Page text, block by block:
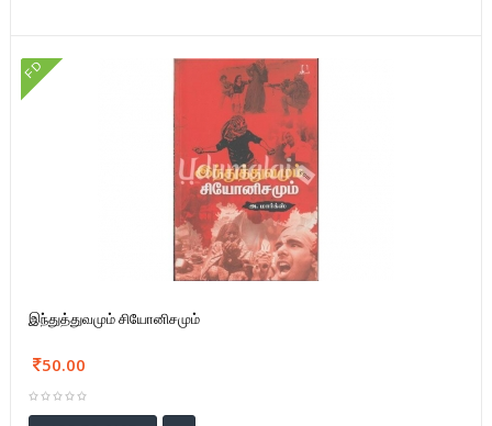
FD
இந்துத்துவமும் சியோனிசமும்
50.00